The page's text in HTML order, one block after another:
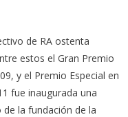
de RA ostenta
estos el Gran Premio
y el Premio Especial en
fue inaugurada una
la fundación de la